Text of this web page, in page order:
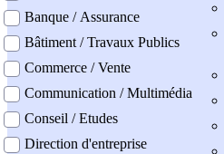
Banque / Assurance
Bâtiment / Travaux Publics
Commerce / Vente
Communication / Multimédia
Conseil / Etudes
Direction d'entreprise